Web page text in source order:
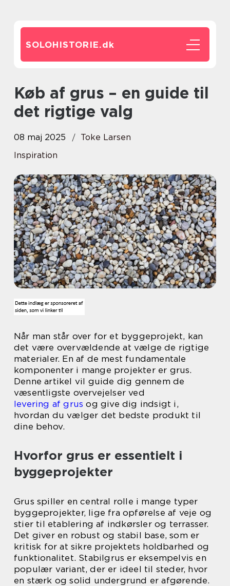
SOLOHISTORIE.dk
Køb af grus – en guide til
det rigtige valg
08 maj 2025
Toke Larsen
Inspiration
Når man står over for et byggeprojekt, kan
det være overvældende at vælge de rigtige
materialer. En af de mest fundamentale
komponenter i mange projekter er grus.
Denne artikel vil guide dig gennem de
væsentligste overvejelser ved
levering af grus og give dig indsigt i,
hvordan du vælger det bedste produkt til
dine behov.
Hvorfor grus er essentielt i
byggeprojekter
Grus spiller en central rolle i mange typer
byggeprojekter, lige fra opførelse af veje og
stier til etablering af indkørsler og terrasser.
Det giver en robust og stabil base, som er
kritisk for at sikre projektets holdbarhed og
funktionalitet. Stabilgrus er eksempelvis en
populær variant, der er ideel til steder, hvor
en stærk og solid undergrund er afgørende.